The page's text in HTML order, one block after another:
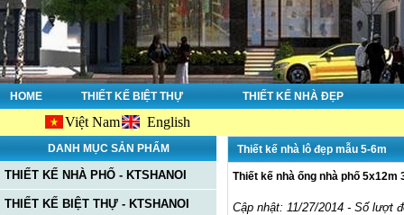
HOME THIẾT KẾ BIỆT THỰ THIẾT KẾ NHÀ ĐẸP
Việt Nam English
DANH MỤC SẢN PHẨM
THIẾT KẾ NHÀ PHỐ - KTSHANOI
THIẾT KẾ BIỆT THỰ - KTSHANOI
Thiết kế nhà lô đẹp mẫu 5-6m
Thiết kế nhà ống nhà phố 5x12m
Cập nhật: 11/27/2014 - Số lượt